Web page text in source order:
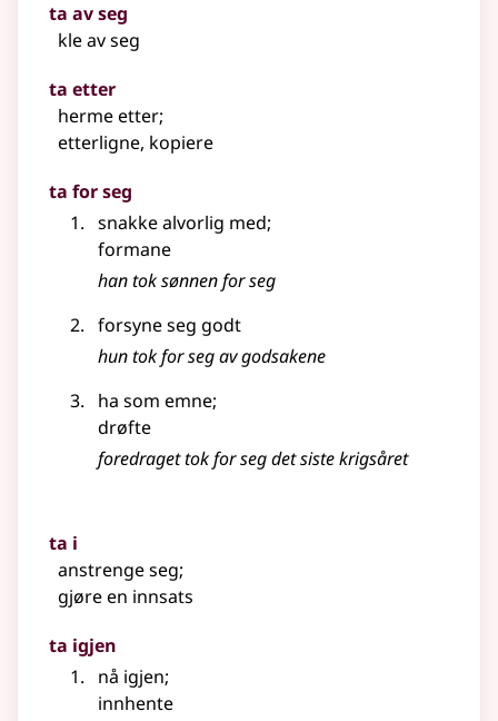
ta av seg
kle av seg
ta etter
herme etter;
etterligne, kopiere
ta for seg
snakke alvorlig med;
formane
han tok sønnen for seg
forsyne seg godt
hun tok for seg av godsakene
ha som emne;
drøfte
foredraget tok for seg det siste krigsåret
ta i
anstrenge seg;
gjøre en innsats
ta igjen
nå igjen;
innhente